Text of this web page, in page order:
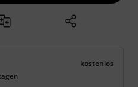
kostenlos